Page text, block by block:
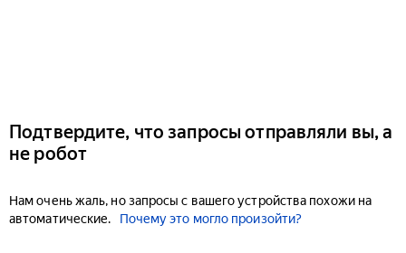
Подтвердите, что запросы отправляли вы, а
не робот
Нам очень жаль, но запросы с вашего устройства похожи на
автоматические.
Почему это могло произойти?